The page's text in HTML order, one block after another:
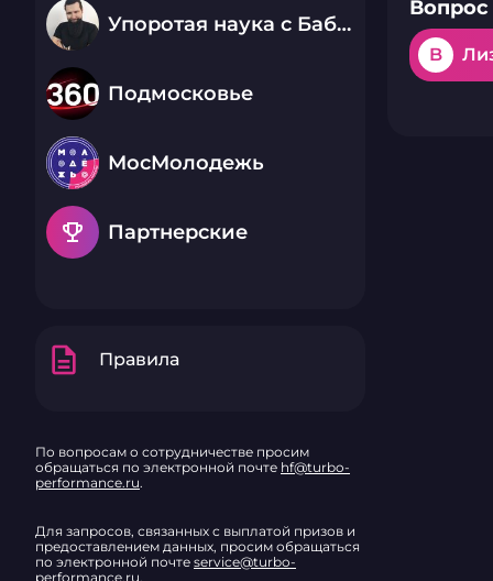
Упоротая наука с Бабаем Лютым
Подмосковье
МосМолодежь
emoji_events Партнерские
description Правила
По вопросам о сотрудничестве просим
обращаться по электронной почте hf@turbo-
performance.ru.
Для запросов, связанных с выплатой призов и
предоставлением данных, просим обращаться
по электронной почте service@turbo-
performance.ru.
Вопрос
B